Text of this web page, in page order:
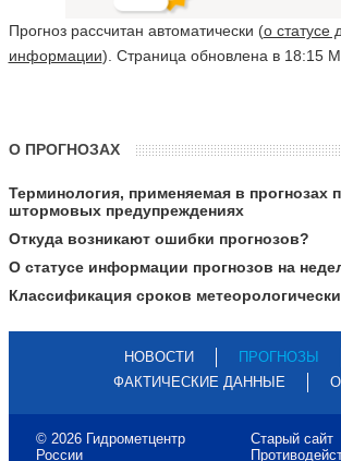
Прогноз рассчитан автоматически (о статусе
информации). Страница обновлена в 18:15
О ПРОГНОЗАХ
Терминология, применяемая в прогнозах
штормовых предупреждениях
Откуда возникают ошибки прогнозов?
О статусе информации прогнозов на
Классификация сроков
НОВОСТИ
ПРОГНОЗЫ
ФАКТИЧЕСКИЕ ДАННЫЕ
© 2026 Гидрометцентр
России
Старый сайт